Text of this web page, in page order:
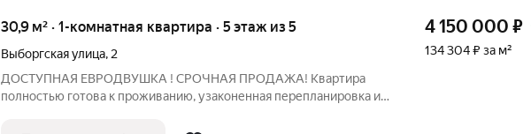
30,9 м² · 1-комнатная квартира · 5 этаж из 5
Выборгская улица, 2
ДОСТУПНАЯ ЕВРОДВУШКА ! СРОЧНАЯ ПРОДАЖА! Квартира
полностью готова к проживанию, узаконенная перепланировка и
4 150 000 ₽
134 304 ₽ за м²